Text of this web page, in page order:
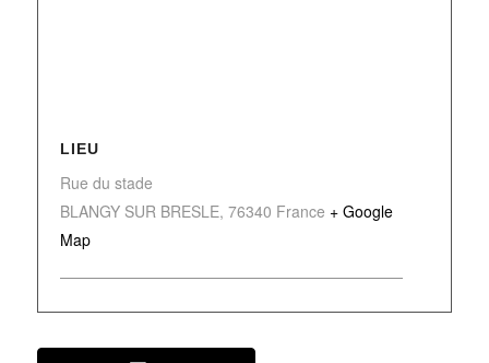
LIEU
Rue du stade
BLANGY SUR BRESLE, 76340 France + Google
Map